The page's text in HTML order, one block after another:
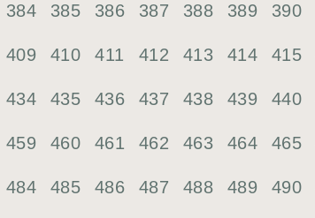
384 385 386 387 388 389 390
409 410 411 412 413 414 415
434 435 436 437 438 439 440
459 460 461 462 463 464 465
484 485 486 487 488 489 490